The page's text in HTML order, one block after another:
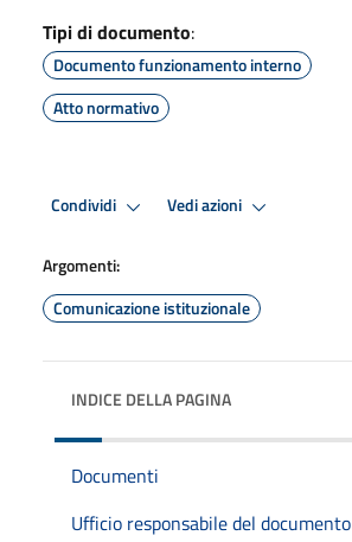
Tipi di documento:
Documento funzionamento interno
Atto normativo
Condividi Vedi azioni
Argomenti:
Comunicazione istituzionale
INDICE DELLA PAGINA
Documenti
Ufficio responsabile del documento